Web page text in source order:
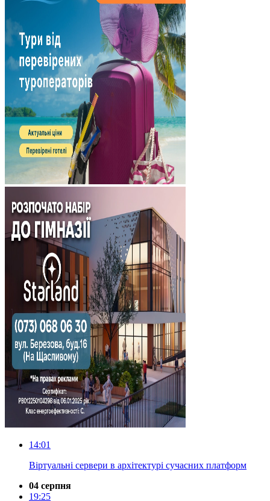
14:01
Віртуальні сервери в архітектурі сучасних платформ
04 серпня
19:25